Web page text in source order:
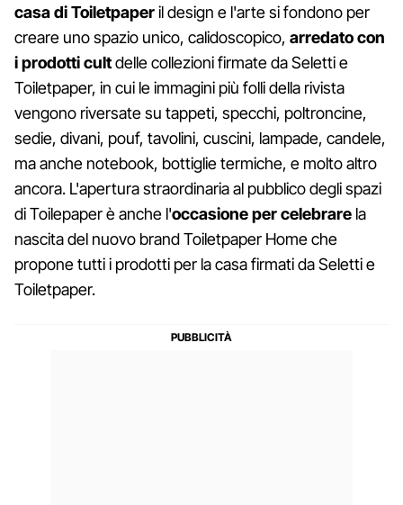
casa di Toiletpaperil design e l'arte si fondono per
creare uno spazio unico, calidoscopico, arredato con
i prodotti cultdelle collezioni firmate da Seletti e
Toiletpaper, in cui le immagini più folli della rivista
vengono riversate su tappeti, specchi, poltroncine,
sedie, divani, pouf, tavolini, cuscini, lampade, candele,
ma anche notebook, bottiglie termiche, e molto altro
ancora. L'apertura straordinaria al pubblico degli spazi
di Toilepaper è anche l'occasione per celebrare la
nascita del nuovo brand Toiletpaper Home che
propone tutti i prodotti per la casa firmati da Seletti e
Toiletpaper.